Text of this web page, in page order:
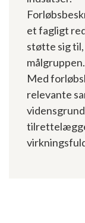
et fagligt
støtte sig til,
målgruppen.
Med
relevante